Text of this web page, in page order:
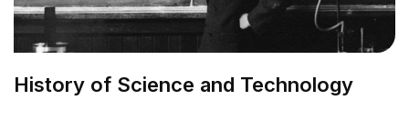
History of Science and Technology